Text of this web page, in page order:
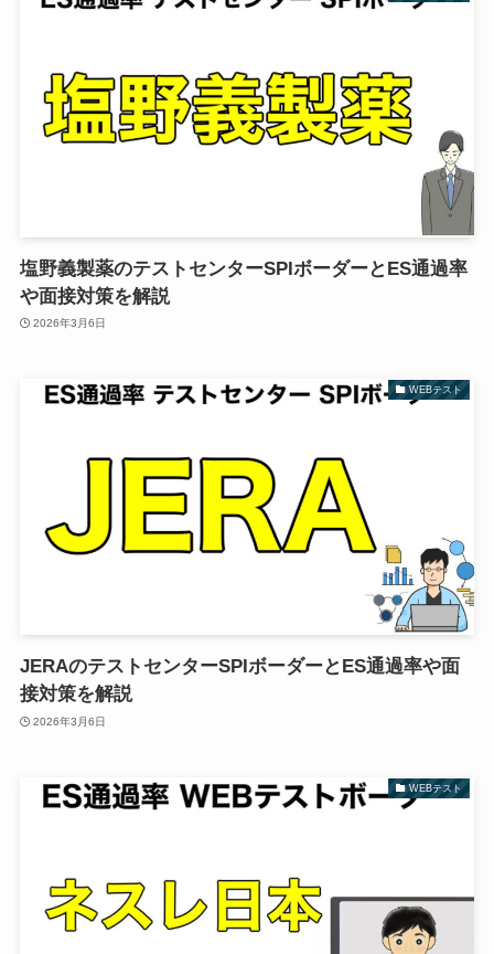
塩野義製薬のテストセンターSPIボーダーとES通過率
や面接対策を解説
2026年3月6日
WEBテスト
JERAのテストセンターSPIボーダーとES通過率や面
接対策を解説
2026年3月6日
WEBテスト